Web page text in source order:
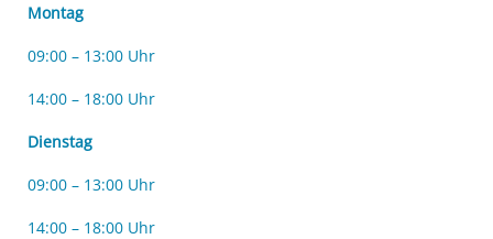
Montag
09:00 – 13:00 Uhr
14:00 – 18:00 Uhr
Dienstag
09:00 – 13:00 Uhr
14:00 – 18:00 Uhr